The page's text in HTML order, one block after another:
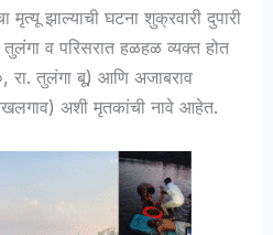
मृत्यू झाल्याची घटना शुक्रवारी दुपारी
व परिसरात हळहळ व्यक्त होत
तुलंगा बू) आणि अजाबराव
अशी मृतकांची नावे आहेत.